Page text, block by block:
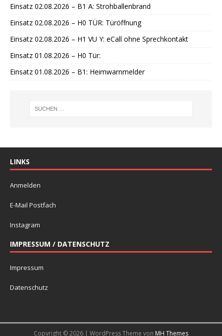
sEinsatz 02.08.2026 – B1 A: Strohballenbrand
Einsatz 02.08.2026 – H0 TÜR: Türöffnung
Einsatz 02.08.2026 – H1 VU Y: eCall ohne Sprechkontakt
Einsatz 01.08.2026 – H0 Tür:
Einsatz 01.08.2026 – B1: Heimwarnmelder
LINKS
Anmelden
E-Mail Postfach
Instagram
IMPRESSUM / DATENSCHUTZ
Impressum
Datenschutz
Copyright © 2026 | WordPress Theme von MH Themes